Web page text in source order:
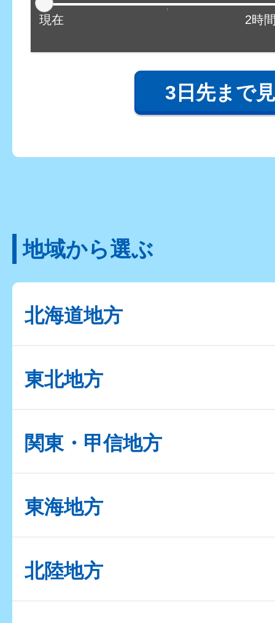
現在 2時
3日先まで
地域から選ぶ
北海道地方
東北地方
関東・甲信地方
東海地方
北陸地方